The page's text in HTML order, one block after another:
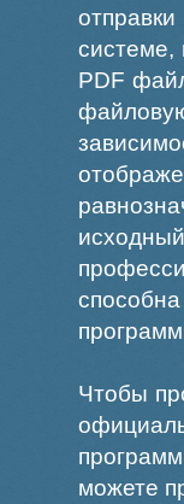
системе,
PDF
Чтобы
можете